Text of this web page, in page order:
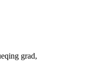
grad,